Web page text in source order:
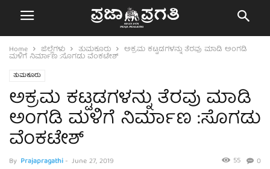
Home ಜಿಲ್ಲೆಗಳು ತುಮಕೂರು ಅಕ್ರಮ ಕಟ್ಟಡಗಳನ್ನು ತೆರವು ಮಾಡಿ ಅಂಗಡಿ
ಮಳಿಗೆ ನಿರ್ಮಾಣ :ಸೊಗಡು ವೆಂಕಟೇಶ್
ತುಮಕೂರು
ಅಕ್ರಮ ಕಟ್ಟಡಗಳನ್ನು ತೆರವು ಮಾಡಿ
ಅಂಗಡಿ ಮಳಿಗೆ ನಿರ್ಮಾಣ :ಸೊಗಡು
ವೆಂಕಟೇಶ್
By Prajapragathi- June 27, 2019 0
55